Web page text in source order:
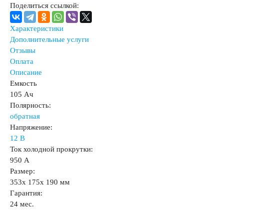
Поделиться ссылкой:
Характеристики
Дополнительные услуги
Отзывы
Оплата
Описание
Емкость
105 Ач
Полярность:
обратная
Напряжение:
12 В
Ток холодной прокрутки:
950 А
Размер:
353x 175x 190 мм
Гарантия:
24 мес.